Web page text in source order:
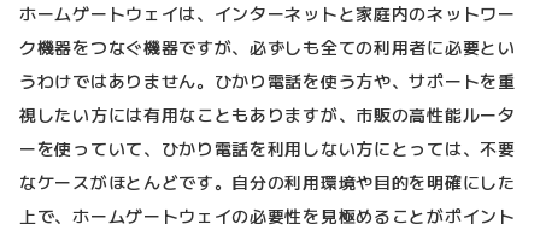
ホームゲートウェイは、インターネットと家庭内のネットワー
ク機器をつなぐ機器ですが、必ずしも全ての利用者に必要とい
うわけではありません。ひかり電話を使う方や、サポートを重
視したい方には有用なこともありますが、市販の高性能ルータ
ーを使っていて、ひかり電話を利用しない方にとっては、不要
なケースがほとんどです。自分の利用環境や目的を明確にした
上で、ホームゲートウェイの必要性を見極めることがポイント